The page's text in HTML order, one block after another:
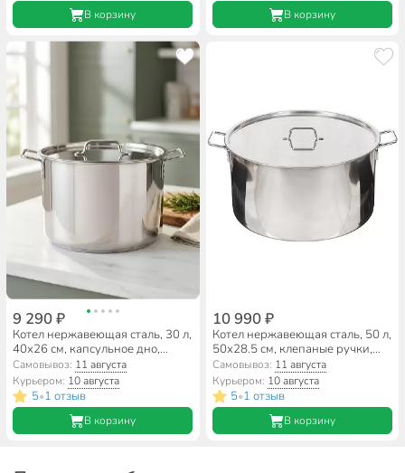
В корзину В корзину
9 290 ₽
Котел нержавеющая сталь, 30 л,
40х26 см, капсульное дно,
Катунь, Общепит, КТ-ОБ-30 К
Самовывоз: 11 августа
Курьером: 10 августа
5•1 отзыв
В корзину
10 990 ₽
Котел нержавеющая сталь, 50 л,
50х28.5 см, клепаные ручки,
Катунь, Общепит, КТ-ОБ-51
Самовывоз: 11 августа
Курьером: 10 августа
5•1 отзыв
В корзину